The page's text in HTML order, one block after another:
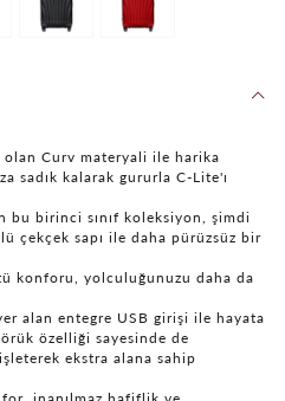
Curv materyali ile harika
sadık kalarak gururla C-Lite'ı
birinci sınıf koleksiyon, şimdi
çekçek sapı ile daha pürüzsüz bir
konforu, yolculuğunuzu daha da
alan entegre USB girişi ile hayata
özelliği sayesinde de
ekstra alana sahip